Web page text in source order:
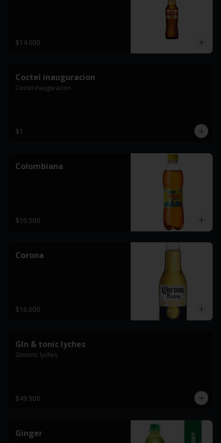
$14.000
Coctel inauguracion
Coctel inauguracion
$1
Colombiana
$10.500
Corona
$16.000
GIn & tonic lyches
GIntonic lyches
$49.900
Ginger